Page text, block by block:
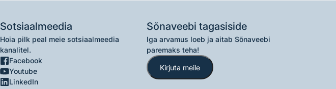
Sotsiaalmeedia
Hoia pilk peal meie sotsiaalmeedia
kanalitel.
Facebook
Youtube
LinkedIn
Sõnaveebi tagasiside
Iga arvamus loeb ja aitab Sõnaveebi
paremaks teha!
Kirjuta meile